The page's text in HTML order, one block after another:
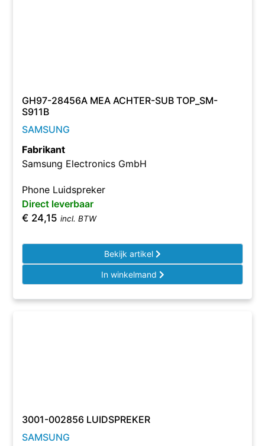
GH97-28456A MEA ACHTER-SUB TOP_SM-
S911B
SAMSUNG
Fabrikant
Samsung Electronics GmbH
Phone Luidspreker
Direct leverbaar
€ 24,15 incl. BTW
Bekijk artikel
In winkelmand
3001-002856 LUIDSPREKER
SAMSUNG